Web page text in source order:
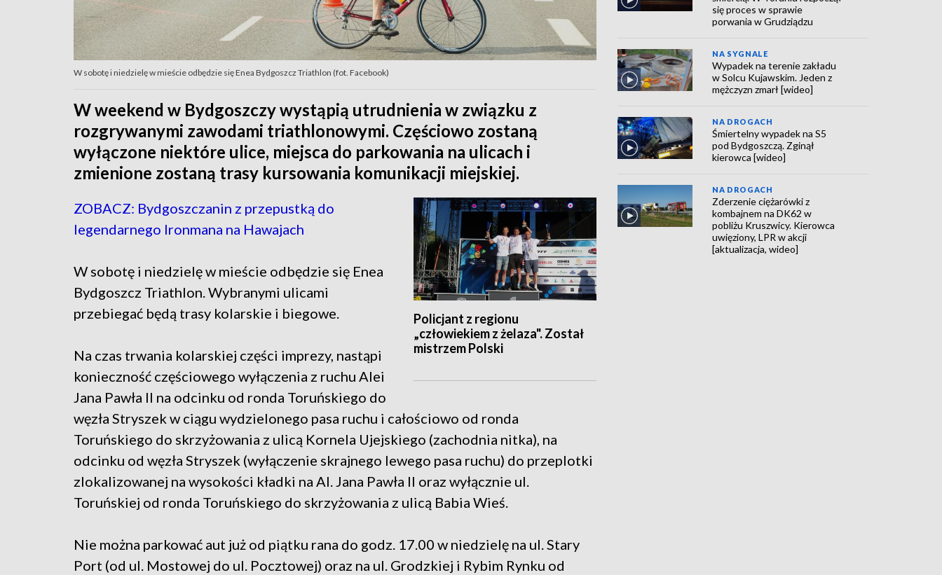
W sobotę i niedzielę w mieście odbędzie się Enea Bydgoszcz Triathlon (fot. Facebook)
W weekend w Bydgoszczy wystąpią utrudnienia w związku z
rozgrywanymi zawodami triathlonowymi. Częściowo zostaną
wyłączone niektóre ulice, miejsca do parkowania na ulicach i
zmienione zostaną trasy kursowania komunikacji miejskiej.
Policjant z regionu
„człowiekiem z żelaza". Został
mistrzem Polski
ZOBACZ: Bydgoszczanin z przepustką do
legendarnego Ironmana na Hawajach
W sobotę i niedzielę w mieście odbędzie się Enea
Bydgoszcz Triathlon. Wybranymi ulicami
przebiegać będą trasy kolarskie i biegowe.
Na czas trwania kolarskiej części imprezy, nastąpi
konieczność częściowego wyłączenia z ruchu Alei
Jana Pawła II na odcinku od ronda Toruńskiego do
węzła Stryszek w ciągu wydzielonego pasa ruchu i całościowo od ronda
Toruńskiego do skrzyżowania z ulicą Kornela Ujejskiego (zachodnia nitka), na
odcinku od węzła Stryszek (wyłączenie skrajnego lewego pasa ruchu) do przeplotki
zlokalizowanej na wysokości kładki na Al. Jana Pawła II oraz wyłącznie ul.
Toruńskiej od ronda Toruńskiego do skrzyżowania z ulicą Babia Wieś.
Nie można parkować aut już od piątku rana do godz. 17.00 w niedzielę na ul. Stary
Port (od ul. Mostowej do ul. Pocztowej) oraz na ul. Grodzkiej i Rybim Rynku od
się proces w sprawie
porwania w Grudziądzu
NA SYGNALE
Wypadek na terenie zakładu
w Solcu Kujawskim. Jeden z
mężczyzn zmarł [wideo]
NA DROGACH
Śmiertelny wypadek na S5
pod Bydgoszczą. Zginął
kierowca [wideo]
NA DROGACH
Zderzenie ciężarówki z
kombajnem na DK62 w
pobliżu Kruszwicy. Kierowca
uwięziony, LPR w akcji
[aktualizacja, wideo]